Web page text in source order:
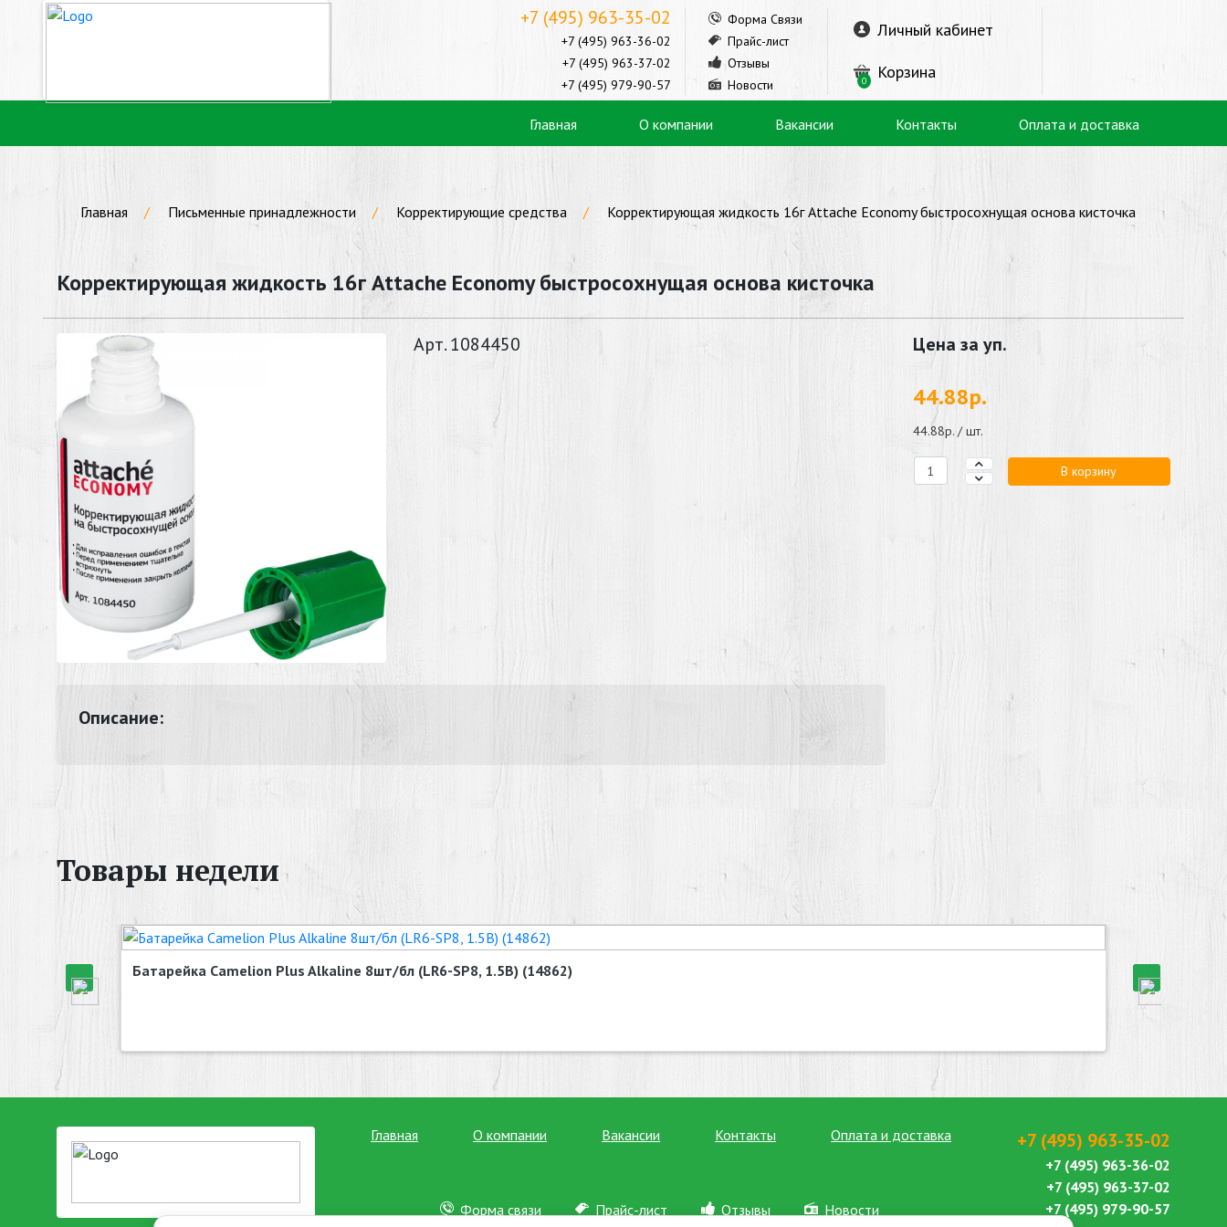
+7 (495) 963-35-02
+7 (495) 963-36-02
+7 (495) 963-37-02
+7 (495) 979-90-57
Форма Связи
Прайс-лист
Отзывы
Новости
Личный кабинет
0 Корзина
Главная О компании Вакансии Контакты Оплата и доставка
Главная Письменные принадлежности Корректирующие средства Корректирующая жидкость 16г Attache Economy быстросохнущая основа кисточка
Корректирующая жидкость 16г Attache Economy быстросохнущая основа кисточка
Арт. 1084450
Описание:
Цена за уп.
44.88р.
44.88р. / шт.
В корзину
Товары недели
Батарейка Camelion Plus Alkaline 8шт/бл (LR6-SP8, 1.5В) (14862)
Главная О компании Вакансии Контакты Оплата и доставка
Форма связи Прайс-лист Отзывы Новости
+7 (495) 963-35-02
+7 (495) 963-36-02
+7 (495) 963-37-02
+7 (495) 979-90-57